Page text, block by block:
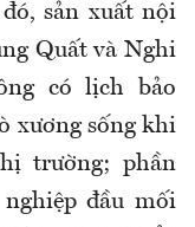
sản xuất nội
Quất và Nghi
có lịch bảo
xương sống khi
trường; phần
đầu mối